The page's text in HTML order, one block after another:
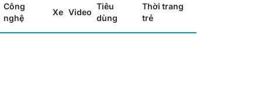
Công
nghệ
Xe Video
Tiêu
dùng
Thời trang
trẻ